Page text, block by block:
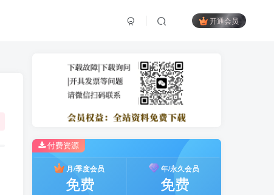
开通会员
付费资源
月/季度会员
免费
年/永久会员
免费